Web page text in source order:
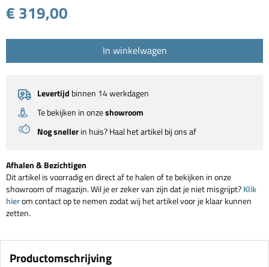
€ 319,00
In winkelwagen
Levertijd binnen 14 werkdagen
Te bekijken in onzeshowroom
Nog snellerin huis? Haal het artikel bij ons af
Afhalen & Bezichtigen
Dit artikel is voorradig en direct af te halen of te bekijken in onze
showroom of magazijn. Wil je er zeker van zijn dat je niet misgrijpt?Klik
hierom contact op te nemen zodat wij het artikel voor je klaar kunnen
zetten.
Productomschrijving